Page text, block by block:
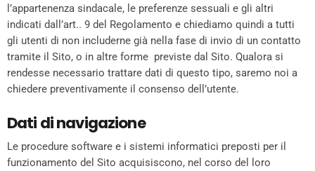
l’appartenenza sindacale, le preferenze sessuali e gli altri
indicati dall’art.. 9 del Regolamento e chiediamo quindi a tutti
gli utenti di non includerne già nella fase di invio di un contatto
tramite il Sito, o in altre forme previste dal Sito. Qualora si
rendesse necessario trattare dati di questo tipo, saremo noi a
chiedere preventivamente il consenso dell’utente.
Dati di navigazione
Le procedure software e i sistemi informatici preposti per il
funzionamento del Sito acquisiscono, nel corso del loro